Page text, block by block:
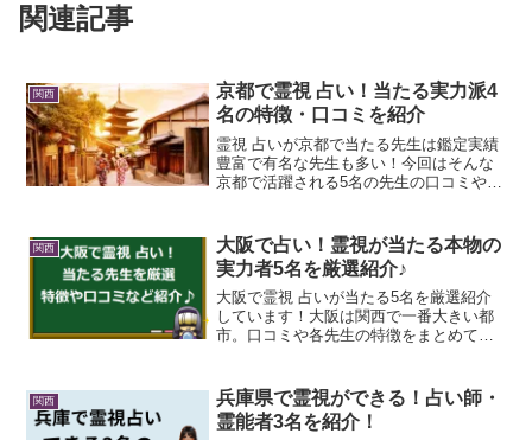
関連記事
関西
京都で霊視 占い！当たる実力派4
名の特徴・口コミを紹介
霊視 占いが京都で当たる先生は鑑定実績
豊富で有名な先生も多い！今回はそんな
京都で活躍される5名の先生の口コミや特
関西
大阪で占い！霊視が当たる本物の
実力者5名を厳選紹介♪
大阪で霊視 占いが当たる5名を厳選紹介
しています！大阪は関西で一番大きい都
市。口コミや各先生の特徴をまとめてみ
関西
兵庫県で霊視ができる！占い師・
霊能者3名を紹介！